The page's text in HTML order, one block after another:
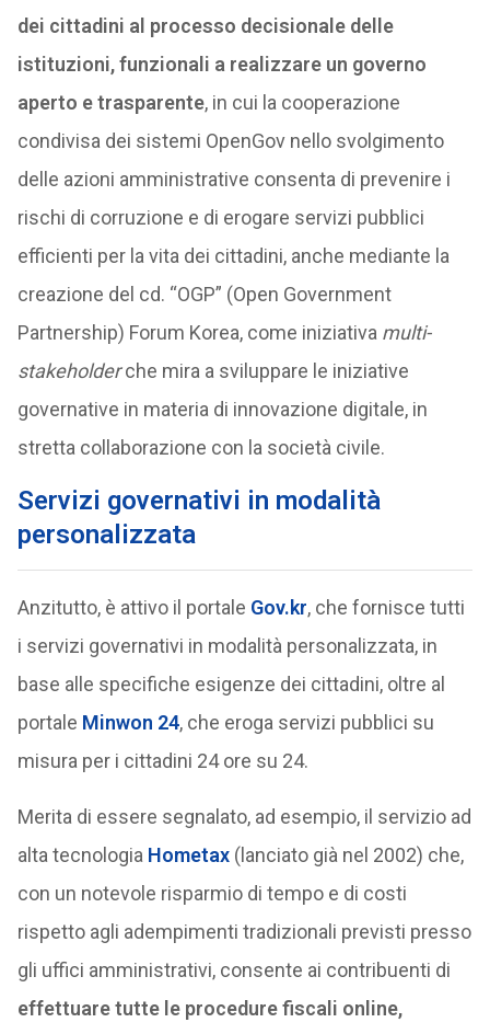
dei cittadini al processo decisionale delle
istituzioni, funzionali a realizzare un governo
aperto e trasparente, in cui la cooperazione
condivisa dei sistemi OpenGov nello svolgimento
delle azioni amministrative consenta di prevenire i
rischi di corruzione e di erogare servizi pubblici
efficienti per la vita dei cittadini, anche mediante la
creazione del cd. “OGP” (Open Government
Partnership) Forum Korea, come iniziativa multi-
stakeholderche mira a sviluppare le iniziative
governative in materia di innovazione digitale, in
stretta collaborazione con la società civile.
Servizi governativi in modalità
personalizzata
Anzitutto, è attivo il portale Gov.kr, che fornisce tutti
i servizi governativi in modalità personalizzata, in
base alle specifiche esigenze dei cittadini, oltre al
portale Minwon 24, che eroga servizi pubblici su
misura per i cittadini 24 ore su 24.
Merita di essere segnalato, ad esempio, il servizio ad
alta tecnologia Hometax(lanciato già nel 2002) che,
con un notevole risparmio di tempo e di costi
rispetto agli adempimenti tradizionali previsti presso
gli uffici amministrativi, consente ai contribuenti di
effettuare tutte le procedure fiscali online,